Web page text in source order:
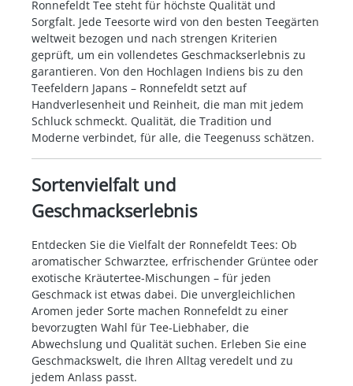
Ronnefeldt Tee steht für höchste Qualität und
Sorgfalt. Jede Teesorte wird von den besten Teegärten
weltweit bezogen und nach strengen Kriterien
geprüft, um ein vollendetes Geschmackserlebnis zu
garantieren. Von den Hochlagen Indiens bis zu den
Teefeldern Japans – Ronnefeldt setzt auf
Handverlesenheit und Reinheit, die man mit jedem
Schluck schmeckt. Qualität, die Tradition und
Moderne verbindet, für alle, die Teegenuss schätzen.
Sortenvielfalt und
Geschmackserlebnis
Entdecken Sie die Vielfalt der Ronnefeldt Tees: Ob
aromatischer Schwarztee, erfrischender Grüntee oder
exotische Kräutertee-Mischungen – für jeden
Geschmack ist etwas dabei. Die unvergleichlichen
Aromen jeder Sorte machen Ronnefeldt zu einer
bevorzugten Wahl für Tee-Liebhaber, die
Abwechslung und Qualität suchen. Erleben Sie eine
Geschmackswelt, die Ihren Alltag veredelt und zu
jedem Anlass passt.